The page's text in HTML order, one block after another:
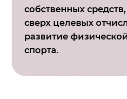
собственных
сверх целевых
развитие
спорта.